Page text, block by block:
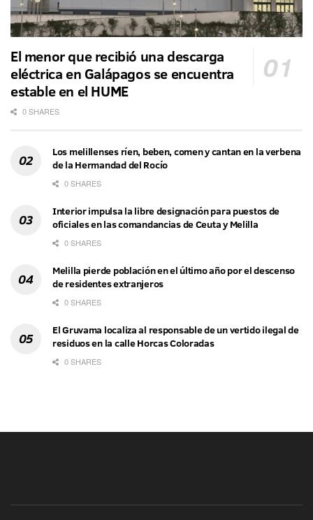
El menor que recibió una descarga
eléctrica en Galápagos se encuentra
estable en el HUME
0 SHARES
Los melillenses ríen, beben, comen y cantan en la verbena
de la Hermandad del Rocío
0 SHARES
Interior impulsa la libre designación para puestos de
oficiales en las comandancias de Ceuta y Melilla
0 SHARES
Melilla pierde población en el último año por el descenso
de residentes extranjeros
0 SHARES
El Gruvama localiza al responsable de un vertido ilegal de
residuos en la calle Horcas Coloradas
0 SHARES